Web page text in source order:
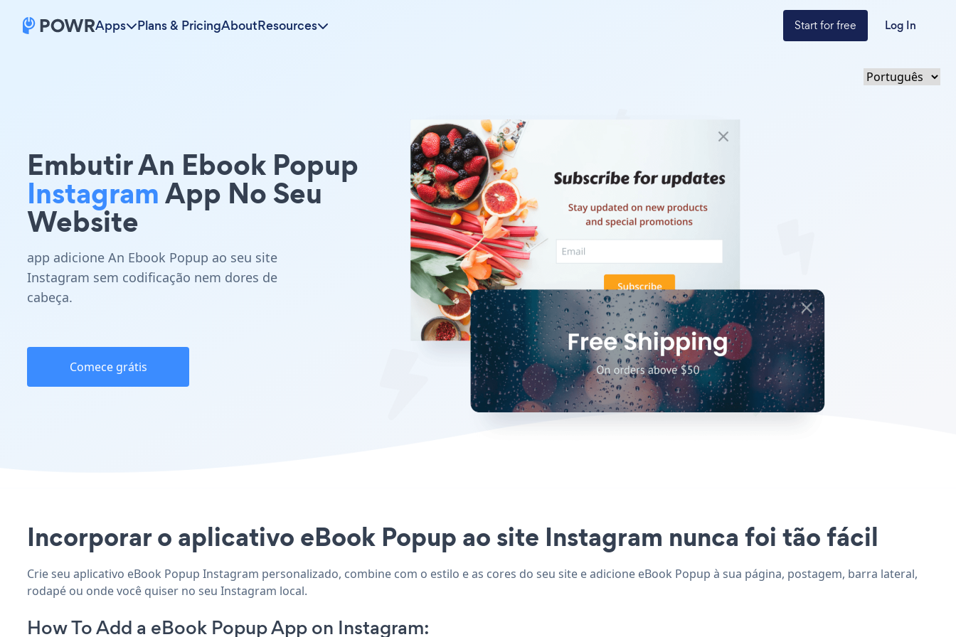
Apps Plans & PricingAboutResources Start for free Log In
Embutir An Ebook Popup
InstagramApp No Seu
Website
app adicione An Ebook Popup ao seu site
Instagram sem codificação nem dores de
cabeça.
Comece grátis
Incorporar o aplicativo eBook Popup ao site Instagram nunca foi tão fácil
Crie seu aplicativo eBook Popup Instagram personalizado, combine com o estilo e as cores do seu site e adicione eBook Popup à sua página, postagem, barra lateral,
rodapé ou onde você quiser no seu Instagram local.
How To Add a eBook Popup App on Instagram: